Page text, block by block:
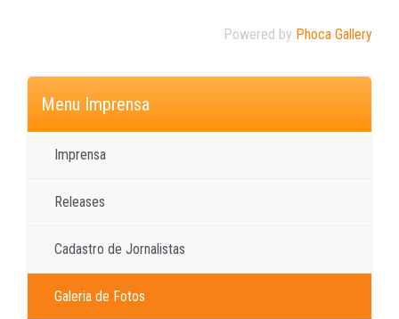
Powered by Phoca Gallery
Menu Imprensa
Imprensa
Releases
Cadastro de Jornalistas
Galeria de Fotos